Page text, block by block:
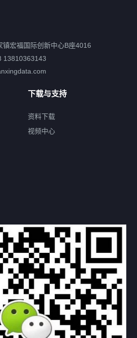
镇宏福国际创新中心B座4016
13810363143
下载与支持
资料下载
视频中心